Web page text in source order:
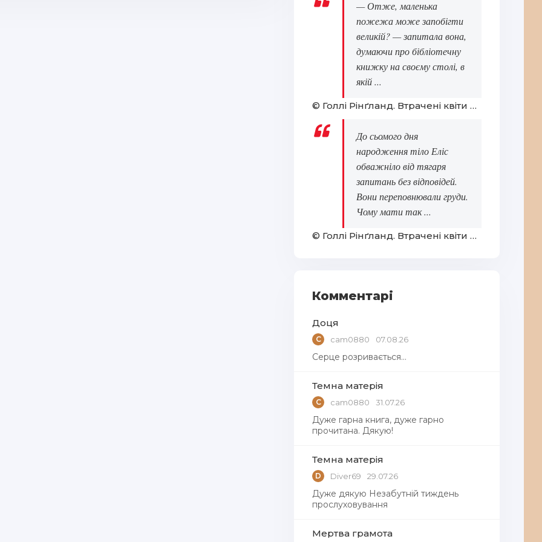
— Отже, маленька
пожежа може запобігти
великій? — запитала вона,
думаючи про бібліотечну
книжку на своєму столі, в
якій ...
© Голлі Рінґланд. Втрачені квіти Еліс Гарт
До сьомого дня
народження тіло Еліс
обважніло від тягаря
запитань без відповідей.
Вони переповнювали груди.
Чому мати так ...
© Голлі Рінґланд. Втрачені квіти Еліс Гарт
Комментарі
Доця
C cam0880 07.08.26
Серце розривається…
Темна матерія
C cam0880 31.07.26
Дуже гарна книга, дуже гарно
прочитана. Дякую!
Темна матерія
D Diver69 29.07.26
Дуже дякую Незабутній тиждень
прослуховування
Мертва грамота